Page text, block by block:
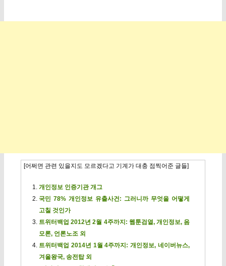
[어쩌면 관련 있을지도 모르겠다고 기계가 대충 점찍어준 글들]
개인정보 인증기관 개그
국민 78% 개인정보 유출사건: 그러니까 무엇을 어떻게
고칠 것인가
트위터백업 2012년 2월 4주까지: 웹툰검열, 개인정보, 음
모론, 언론노조 외
트위터백업 2014년 1월 4주까지: 개인정보, 네이버뉴스,
겨울왕국, 송전탑 외